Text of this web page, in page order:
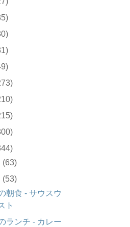
(63)
(53)
朝食 - サウスウ
ト
ランチ - カレー